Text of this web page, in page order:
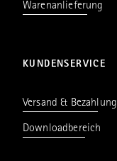
Warenanlieferung
KUNDENSERVICE
Versand & Bezahlung
Downloadbereich